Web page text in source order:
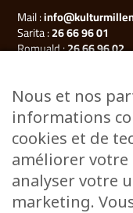
Mail :
Sarita :26 66 96 01
Romuald :26 66 96 02
Plan du site
Kulturmillen
Musée des énergies
Millegalerie
Évènements
Ateliers & Cours
Nous et nos
informations
cookies et de
améliorer votre
analyser votre
marketing.